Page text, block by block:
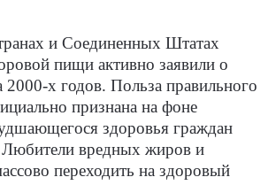
и Соединенных Штатах
пищи активно заявили о
2000-х годов. Польза правильного
признана на фоне
здоровья граждан
Любители вредных жиров и
переходить на здоровый